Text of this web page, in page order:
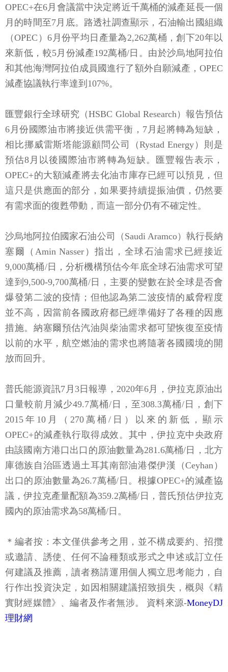
OPEC+在6月會議當中決定將近千萬桶的減產延長一個
月的時間至7月底。路透社調查顯示，石油輸出國組織
（OPEC）6月份平均日產量為2,262萬桶，創下20年以
來新低，較5月份減產192萬桶/日。由於沙烏地阿拉伯
和其他海灣阿拉伯成員國進行了額外自願減產，OPEC
減產協議執行率達到107%。
匯豐銀行全球研究（HSBC Global Research）報告預估
6月份國際油市將接近供需平衡，7月起將轉為短缺，
相比挪威雷斯塔能源顧問公司（Rystad Energy）則是
預估8月以後國際油市將轉為短缺。匯豐報告表示，
OPEC+的大額減產將去化油市庫存已經可以預見，但
這只是供應面的部分，如果要持續提振油價，仍然要
有需求面的復甦帶動，而這一部分仍有不確定性。
沙烏地阿拉伯國家石油公司（Saudi Aramco）執行長納
塞爾（Amin Nasser）指出，全球石油需求已經接近
9,000萬桶/日，分析機構預估今年底全球石油需求可望
達到9,500-9,700萬桶/日，主要的變數在於全球是否會
爆發第二波的疫情；但他認為第二波疫情的威脅程度
並不高，因當前各國政府都已經準備好了各種的因應
措施。納塞爾預估汽油與柴油需求都可望恢復至疫情
以前的水平，航空燃油的需求也將隨著各國國境的開
放而回升。
普氏能源資訊7月3日報導，2020年6月，伊拉克原油出
口量較前月減少49.7萬桶/日，至308.3萬桶/日，創下
2015年10月（270萬桶/日）以來的新低，顯示
OPEC+的減產執行取得成效。其中，伊拉克中央政府
由該國南方港口出口的原油數量為281.6萬桶/日，北方
庫德族自治區透過土耳其南部油港傑伊漢（Ceyhan）
出口的原油數量為26.7萬桶/日。根據OPEC+的減產協
議，伊拉克產量配額為359.2萬桶/日，普氏預估伊拉克
國內的原油需求為58萬桶/日。
＊編者按：本文僅供參考之用，並不構成要約、招攬
或邀請、誘使、任何不論種類或形式之申述或訂立任
何建議及推薦，讀者務請運用個人獨立思考能力，自
行作出投資決定，如因相關建議招致損失，概與《精
實財經媒體》、編者及作者無涉。 資料來源-MoneyDJ
理財網